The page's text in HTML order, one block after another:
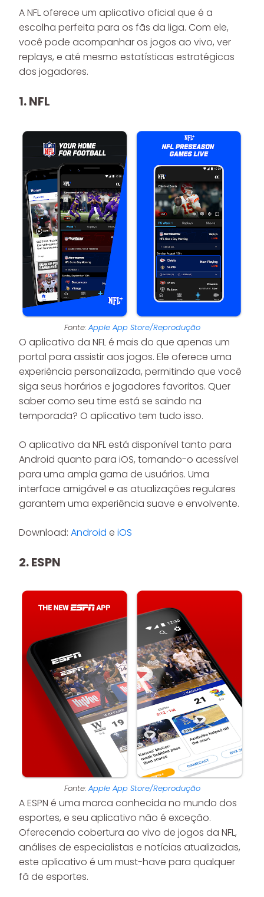
A NFL oferece um aplicativo oficial que é a
escolha perfeita para os fãs da liga. Com ele,
você pode acompanhar os jogos ao vivo, ver
replays, e até mesmo estatísticas estratégicas
dos jogadores.
1.NFL
Fonte: Apple App Store/Reprodução
O aplicativo da NFL é mais do que apenas um
portal para assistir aos jogos. Ele oferece uma
experiência personalizada, permitindo que você
siga seus horários e jogadores favoritos. Quer
saber como seu time está se saindo na
temporada? O aplicativo tem tudo isso.
O aplicativo da NFL está disponível tanto para
Android quanto para iOS, tornando-o acessível
para uma ampla gama de usuários. Uma
interface amigável e as atualizações regulares
garantem uma experiência suave e envolvente.
Download: Android e iOS
2.ESPN
Fonte: Apple App Store/Reprodução
A ESPN é uma marca conhecida no mundo dos
esportes, e seu aplicativo não é exceção.
Oferecendo cobertura ao vivo de jogos da NFL,
análises de especialistas e notícias atualizadas,
este aplicativo é um must-have para qualquer
fã de esportes.